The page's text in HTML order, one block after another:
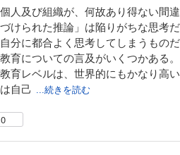
人及び組織が、何故あり得ない間
づけられた推論」は陥りがちな思考だ
分に都合よく思考してしまうものだ
育についての言及がいくつかある。
育レベルは、世界的にもかなり高
自己
...続きを読む
0